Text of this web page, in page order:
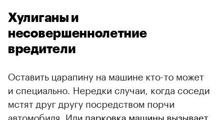
Хулиганы и
несовершеннолетние
вредители
Оставить царапину на машине кто-то может
и специально. Нередки случаи, когда соседи
мстят друг другу посредством порчи
автомобиля. Или парковка машины вызывает